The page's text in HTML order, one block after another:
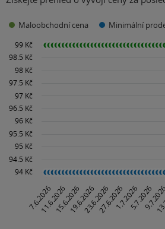
Maloobchodní cena Minimální